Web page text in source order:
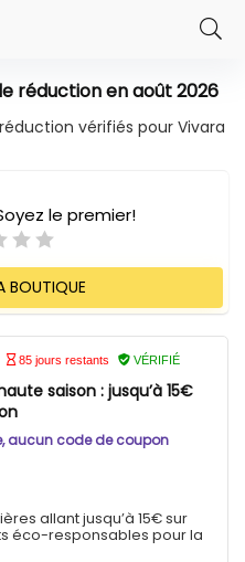
réduction en août 2026
vérifiés pour Vivara
le premier!
BOUTIQUE
85 jours restants VÉRIFIÉ
saison : jusqu’à 15€
aucun code de coupon
allant jusqu’à 15€ sur
éco-responsables pour la